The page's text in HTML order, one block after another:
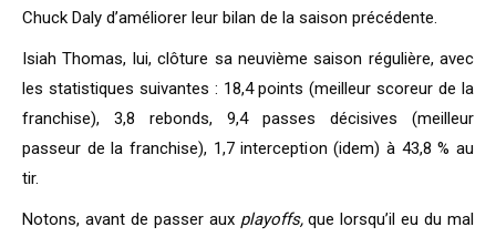
Chuck Daly d’améliorer leur bilan de la saison précédente.
Isiah Thomas, lui, clôture sa neuvième saison régulière, avec
les statistiques suivantes : 18,4 points (meilleur scoreur de la
franchise), 3,8 rebonds, 9,4 passes décisives (meilleur
passeur de la franchise), 1,7 interception (idem) à 43,8 % au
tir.
Notons, avant de passer aux playoffs,que lorsqu’il eu du mal